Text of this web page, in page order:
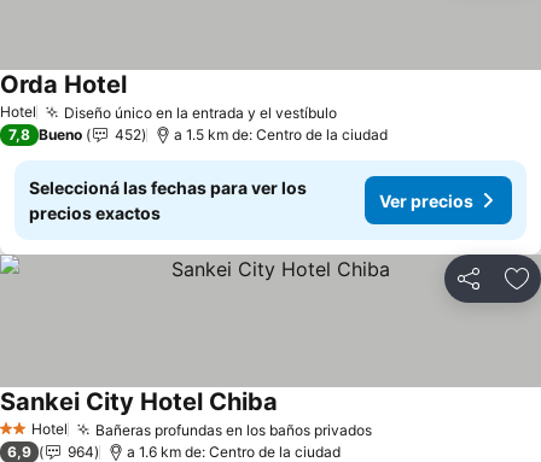
Hotel Diseño único en la entrada y el vestíbulo
Orda Hotel
7,8 Bueno 452 a 1.5 km de: Centro de la ciudad
Seleccioná las fechas para ver los
precios exactos
Ver precios
Compartir
2 Estrellas
Hotel Bañeras profundas en los baños privados
Sankei City Hotel Chiba
6,9 964 a 1.6 km de: Centro de la ciudad